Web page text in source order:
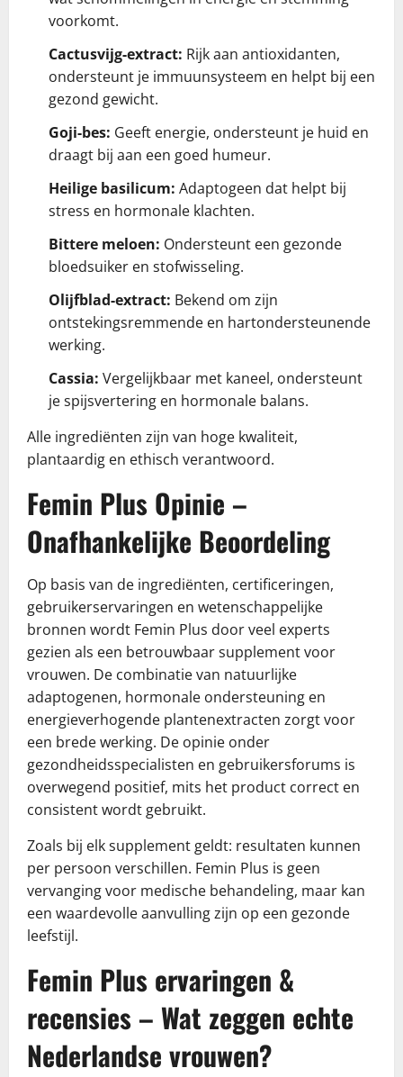
voorkomt.
Cactusvijg-extract: Rijk aan antioxidanten,
ondersteunt je immuunsysteem en helpt bij een
gezond gewicht.
Goji-bes: Geeft energie, ondersteunt je huid en
draagt bij aan een goed humeur.
Heilige basilicum: Adaptogeen dat helpt bij
stress en hormonale klachten.
Bittere meloen: Ondersteunt een gezonde
bloedsuiker en stofwisseling.
Olijfblad-extract: Bekend om zijn
ontstekingsremmende en hartondersteunende
werking.
Cassia: Vergelijkbaar met kaneel, ondersteunt
je spijsvertering en hormonale balans.
Alle ingrediënten zijn van hoge kwaliteit,
plantaardig en ethisch verantwoord.
Femin Plus Opinie –
Onafhankelijke Beoordeling
Op basis van de ingrediënten, certificeringen,
gebruikerservaringen en wetenschappelijke
bronnen wordt Femin Plus door veel experts
gezien als een betrouwbaar supplement voor
vrouwen. De combinatie van natuurlijke
adaptogenen, hormonale ondersteuning en
energieverhogende plantenextracten zorgt voor
een brede werking. De opinie onder
gezondheidsspecialisten en gebruikersforums is
overwegend positief, mits het product correct en
consistent wordt gebruikt.
Zoals bij elk supplement geldt: resultaten kunnen
per persoon verschillen. Femin Plus is geen
vervanging voor medische behandeling, maar kan
een waardevolle aanvulling zijn op een gezonde
leefstijl.
Femin Plus ervaringen &
recensies – Wat zeggen echte
Nederlandse vrouwen?